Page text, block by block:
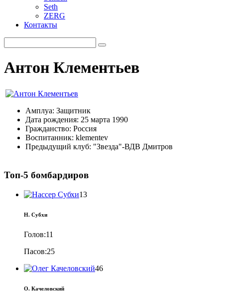
Seth
ZERG
Контакты
Антон Клементьев
Амплуа: Защитник
Дата рождения: 25 марта 1990
Гражданство: Россия
Воспитанник: klementev
Предыдущий клуб: "Звезда"-ВДВ Дмитров
Топ-5 бомбардиров
13
Н. Субхи
Голов:11
Пасов:25
46
О. Качеловский